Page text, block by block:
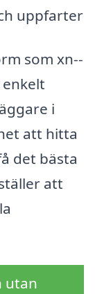
uppfarter
som xn--
i
att hitta
det bästa
att
utan